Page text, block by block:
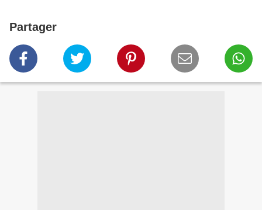
Partager